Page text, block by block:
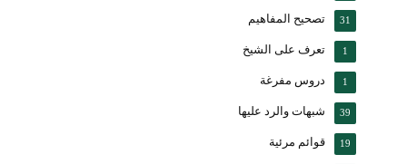
تصحيح المفاهيم 31
تعرف على الشيخ 1
دروس مفرغة 1
شبهات والرد عليها 39
قوائم مرئية 19